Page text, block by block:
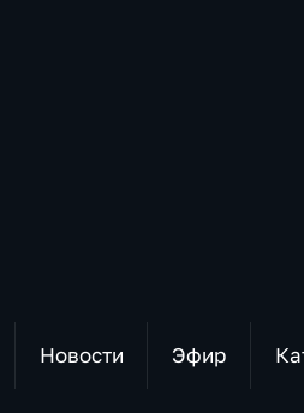
Новости Эфир